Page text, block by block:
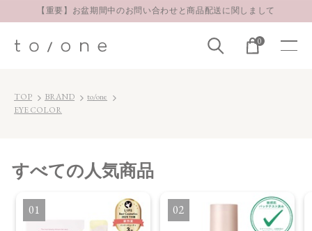
お得な定期購入コースはこちら
LINE お友達登録 500円OFFクーポンプレゼント 0
TOP BRAND
to/one
EYE COLOR
すべての人気商品
1 2